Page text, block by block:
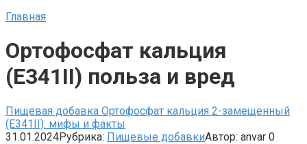
Главная
Ортофосфат кальция
(Е341II) польза и вред
Пищевая добавка Ортофосфат кальция 2-замещенный
(Е341II): мифы и факты
31.01.2024Рубрика: Пищевые добавкиАвтор: anvar 0